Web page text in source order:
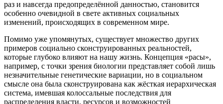
раз и навсегда предопределённой данностью, становится
особенно очевидной в свете активных социальных
изменений, происходящих в современном мире.
Помимо уже упомянутых, существует множество других
примеров социально сконструированных реальностей,
которые глубоко влияют на нашу жизнь. Концепция «расы»,
например, с точки зрения биологии представляет собой лишь
незначительные генетические вариации, но в социальном
смысле она была сконструирована как жёсткая иерархическая
система, имевшая колоссальные последствия для
распределения власти, ресурсов и возможностей